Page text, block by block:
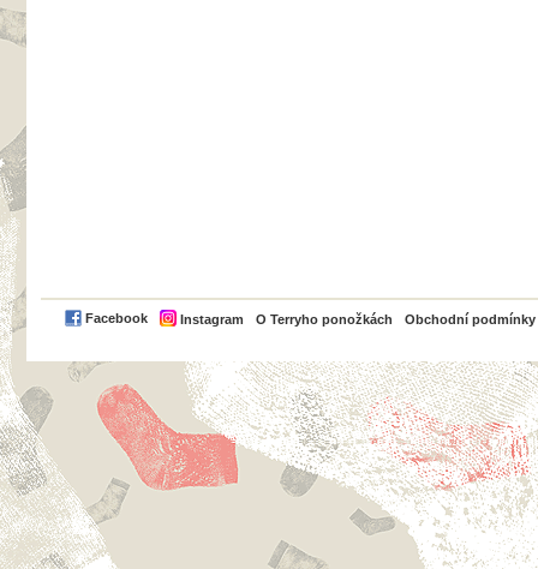
Facebook Instagram O Terryho ponožkách Obchodní podmínky
PayPal